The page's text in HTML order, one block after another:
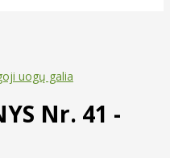
uogų galia
Nr. 41 -